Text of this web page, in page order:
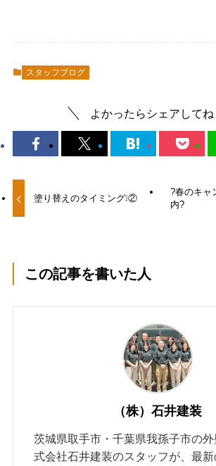
スタッフブログ
よかったらシェアしてね
塗り替えのタイミング❕②
?春のキャ
内?
この記事を書いた人
（株）石井建装
茨城県取手市・千葉県我孫子市の
式会社石井建装のスタッフが、最